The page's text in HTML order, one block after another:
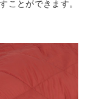
ことができます。